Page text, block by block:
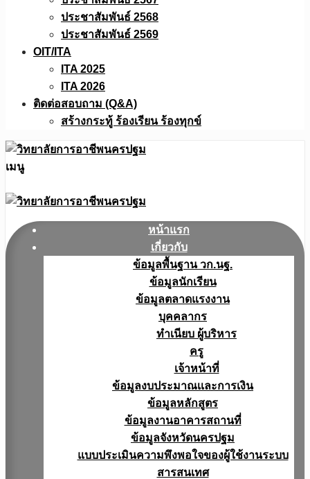
ประชาสัมพันธ์ 2568
ประชาสัมพันธ์ 2569
OIT/ITA
ITA 2025
ITA 2026
ติดต่อสอบถาม (Q&A)
สร้างกระทู้ ร้องเรียน ร้องทุกข์
เมนู
หน้าแรก
เกี่ยวกับ
ข้อมูลพื้นฐาน วก.นฐ.
ข้อมูลนักเรียน
ข้อมูลตลาดแรงงาน
บุคคลากร
ทำเนียบ ผู้บริหาร
ครู
เจ้าหน้าที่
ข้อมูลงบประมาณเเละการเงิน
ข้อมูลหลักสูตร
ข้อมูลงานอาคารสถานที่
ข้อมูลจังหวัดนครปฐม
แบบประเมินความพึงพอใจของผู้ใช้งานระบบ
สารสนเทศ